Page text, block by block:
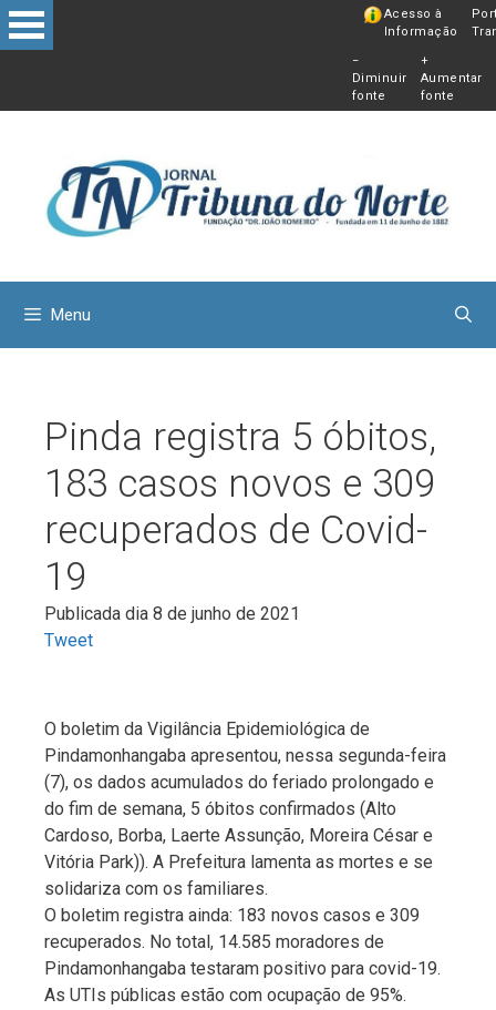
Pular
para
Acesso à
Informação
−
Diminuir
fonte
+
Aumentar
fonte
Menu
Pinda registra 5 óbitos,
183 casos novos e 309
recuperados de Covid-
19
Publicada dia 8 de junho de 2021
Tweet
O boletim da Vigilância Epidemiológica de
Pindamonhangaba apresentou, nessa segunda-feira
(7), os dados acumulados do feriado prolongado e
do fim de semana, 5 óbitos confirmados (Alto
Cardoso, Borba, Laerte Assunção, Moreira César e
Vitória Park)). A Prefeitura lamenta as mortes e se
solidariza com os familiares.
O boletim registra ainda: 183 novos casos e 309
recuperados. No total, 14.585 moradores de
Pindamonhangaba testaram positivo para covid-19.
As UTIs públicas estão com ocupação de 95%.